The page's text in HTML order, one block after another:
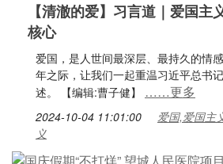
【清澈的爱】习言道｜爱国主
核心
爱国，是人世间最深层、最持久的情
年之际，让我们一起重温习近平总书
述。 【编辑:曹子健】 ……更多
2024-10-04 11:01:00
爱国,爱国主
义